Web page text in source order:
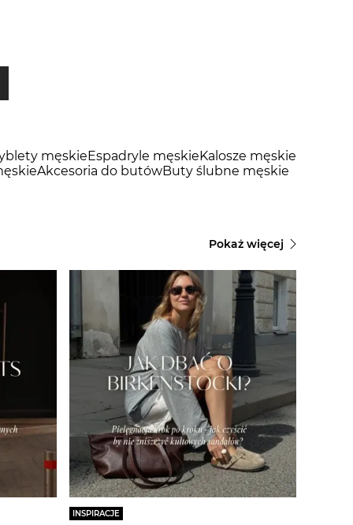
męskieEspadryle męskieKalosze męskie
Akcesoria do butówButy ślubne męskie
Pokaż więcej
INSPIRACJE